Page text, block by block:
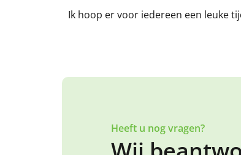
Ik hoop er voor iedereen een leuke
Heeft u nog vragen?